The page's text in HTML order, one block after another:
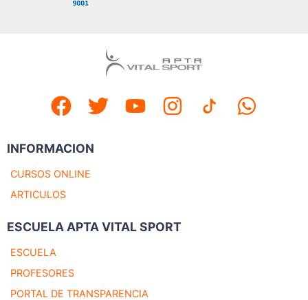
INFORMACION
CURSOS ONLINE
ARTICULOS
ESCUELA APTA VITAL SPORT
ESCUELA
PROFESORES
PORTAL DE TRANSPARENCIA